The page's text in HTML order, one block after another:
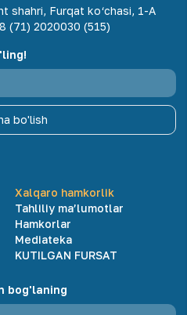
shahri, Furqat ko‘chasi, 1-A
(71) 2020030 (515)
bo'lish
Xalqaro hamkorlik
Tahliliy ma’lumotlar
Hamkorlar
Mediateka
KUTILGAN FURSAT
bog'laning